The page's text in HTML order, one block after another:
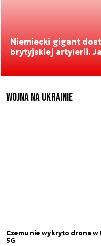
Niemiecki gigant
brytyjskiej artylerii.
Wojna na Ukrainie
Czemu nie wykryto drona w
5G